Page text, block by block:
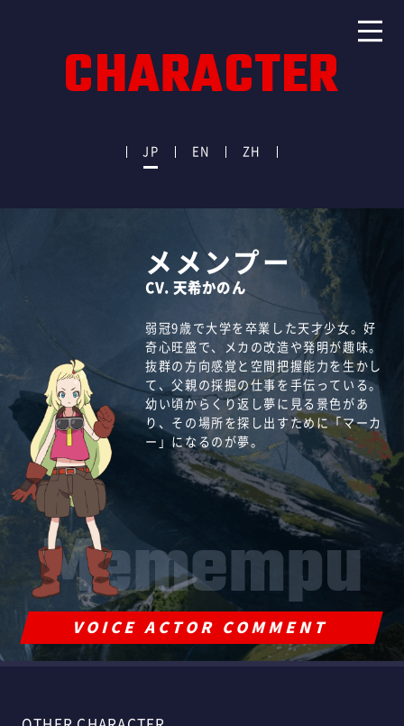
CHARACTER
JP EN ZH
メメンプー
CV. 天希かのん
弱冠9歳で大学を卒業した天才少女。好
奇心旺盛で、メカの改造や発明が趣味。
抜群の方向感覚と空間把握能力を生かし
て、父親の採掘の仕事を手伝っている。
幼い頃からくり返し夢に見る景色があ
り、その場所を探し出すために「マーカ
ー」になるのが夢。
Memempu
VOICE ACTOR COMMENT
ガガンバー
CV：東地宏樹
ワークボットを用いた肉体労働者「ワー
カー」として生計を立てながら、メメン
プーを育てるシングルファーザー。
好きなものは酒・ギャンブル・ヌード
ル、美女に目がない典型的な「甲斐性な
しのダメ親父」だが、
かつては「疾風のガガンバー」の異名を
とる凄腕のマーカーだった。
ザクレットゥ
CV：花澤香菜
メメンプーとガガンバーを追う女マーカ
ー。バイクや銃の知識が豊富でフィジカ
ルも強い。
クールでさばけた雰囲気に反し、実はか
なりケチで守銭奴。
ガガンバーとは過去に浅からぬ因縁があ
るようで……？
ユーリ
CV：豊永利行
「アレー・ヤール」コロニーのスラムに
住む不良少年少女集団・ユーリ団のリー
ダー。
勉強は苦手だが、ハッキングの腕は超一
流。アレー・ヤール中の情報を握ってい
る。
面倒見がよく、誰にでも分け隔てなく接
する天真爛漫な性格。
メローロ
CV：細谷佳正
管制局の職員。紅茶の淹れ方から動植物
の生態まで、広範な知識を持ち合わせて
いる。
常に三つ揃いのスーツを華麗に着こな
し、物腰も柔らかいが、ガガンバーは
「ニヤケイケメン野郎」と呼んで警戒し
ている。
DJ K
CV：神谷浩史
アンダーワールド内を流れる人気ラジオ
番組「Good morning/evening K」の
名物パーソナリティ。
ラジオは他コロニーの様子やニュースを
知ることができる貴重な情報源であり、
マーカーの中にも番組の隠れファンは多
い。